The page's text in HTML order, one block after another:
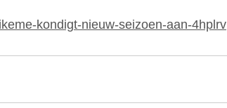
kondigt-nieuw-seizoen-aan-4hplrv